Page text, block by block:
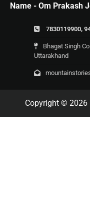
Name - Om Prakash
7830119900,
Bhagat Singh
Uttarakhand
Copyright © 2026